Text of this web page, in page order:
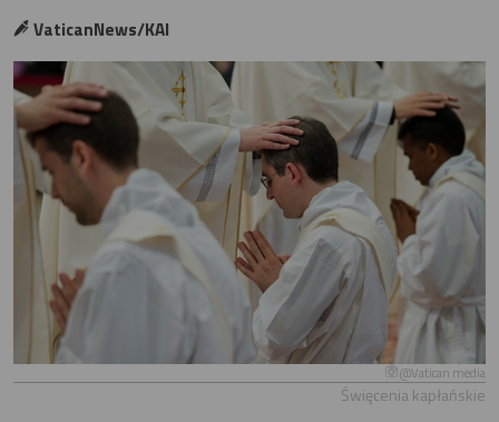
VaticanNews/KAI
@Vatican media
Święcenia kapłańskie